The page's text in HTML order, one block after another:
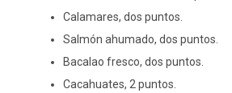
Calamares, dos puntos.
Salmón ahumado, dos puntos.
Bacalao fresco, dos puntos.
Cacahuates, 2 puntos.